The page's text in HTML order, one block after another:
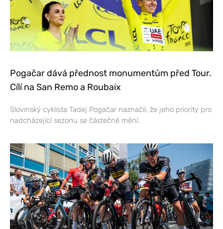
Pogačar dává přednost monumentům před Tour.
Cílí na San Remo a Roubaix
Slovinský cyklista Tadej Pogačar naznačil, že jeho priority pro
nadcházející sezonu se částečně mění.